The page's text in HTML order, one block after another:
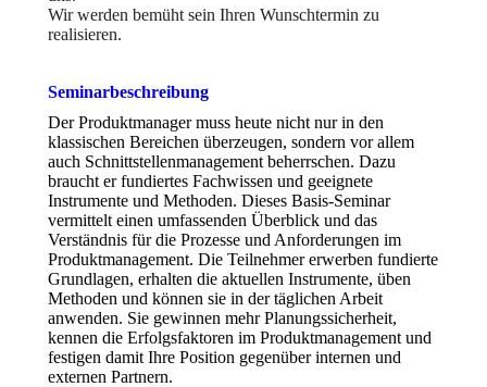
Wir werden bemüht sein Ihren Wunschtermin zu
realisieren.
Seminarbeschreibung
Der Produktmanager muss heute nicht nur in den
klassischen Bereichen überzeugen, sondern vor allem
auch Schnittstellenmanagement beherrschen. Dazu
braucht er fundiertes Fachwissen und geeignete
Instrumente und Methoden. Dieses Basis-Seminar
vermittelt einen umfassenden Überblick und das
Verständnis für die Prozesse und Anforderungen im
Produktmanagement. Die Teilnehmer erwerben fundierte
Grundlagen, erhalten die aktuellen Instrumente, üben
Methoden und können sie in der täglichen Arbeit
anwenden. Sie gewinnen mehr Planungssicherheit,
kennen die Erfolgsfaktoren im Produktmanagement und
festigen damit Ihre Position gegenüber internen und
externen Partnern.